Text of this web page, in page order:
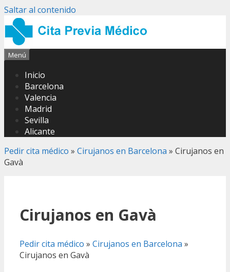
Saltar al contenido
Menú
Inicio
Barcelona
Valencia
Madrid
Sevilla
Alicante
Pedir cita médico » Cirujanos en Barcelona » Cirujanos en
Gavà
Cirujanos en Gavà
Pedir cita médico » Cirujanos en Barcelona »
Cirujanos en Gavà